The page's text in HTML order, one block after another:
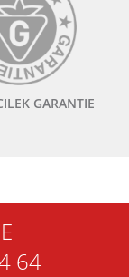
GARANTIE
64